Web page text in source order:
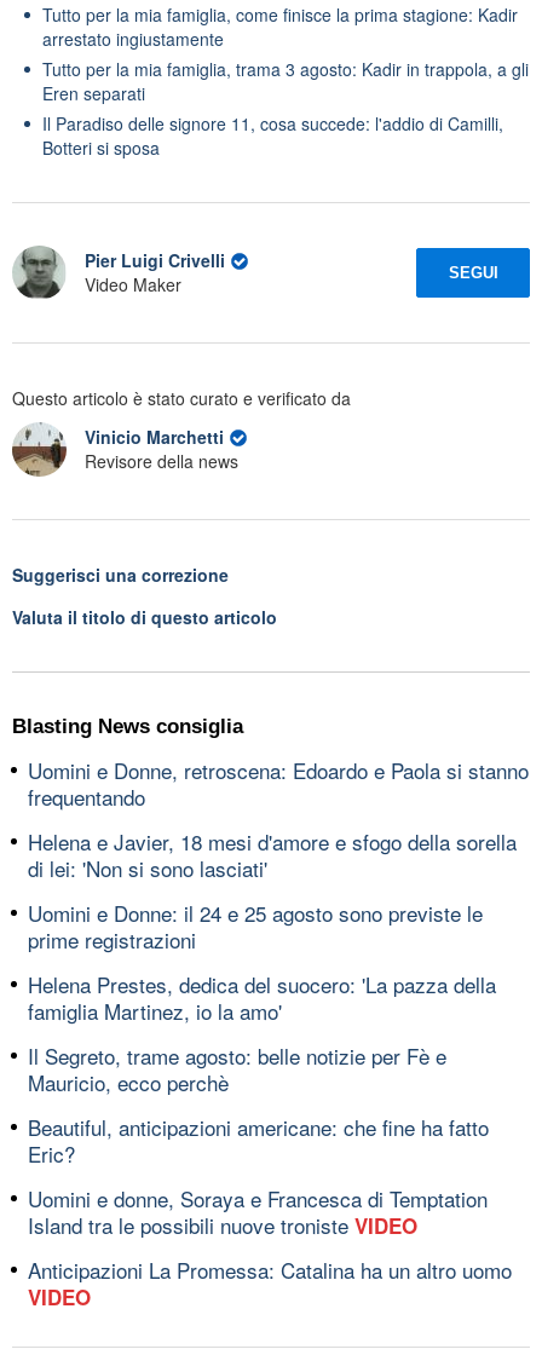
Tutto per la mia famiglia, come finisce la prima stagione: Kadir
arrestato ingiustamente
Tutto per la mia famiglia, trama 3 agosto: Kadir in trappola, a gli
Eren separati
Il Paradiso delle signore 11, cosa succede: l'addio di Camilli,
Botteri si sposa
Pier Luigi Crivelli
Video Maker
SEGUI
Questo articolo è stato curato e verificato da
Vinicio Marchetti
Revisore della news
Suggerisci una correzione
Valuta il titolo di questo articolo
Blasting News consiglia
Uomini e Donne, retroscena: Edoardo e Paola si stanno
frequentando
Helena e Javier, 18 mesi d'amore e sfogo della sorella
di lei: 'Non si sono lasciati'
Uomini e Donne: il 24 e 25 agosto sono previste le
prime registrazioni
Helena Prestes, dedica del suocero: 'La pazza della
famiglia Martinez, io la amo'
Il Segreto, trame agosto: belle notizie per Fè e
Mauricio, ecco perchè
Beautiful, anticipazioni americane: che fine ha fatto
Eric?
Uomini e donne, Soraya e Francesca di Temptation
Island tra le possibili nuove troniste VIDEO
Anticipazioni La Promessa: Catalina ha un altro uomo
VIDEO